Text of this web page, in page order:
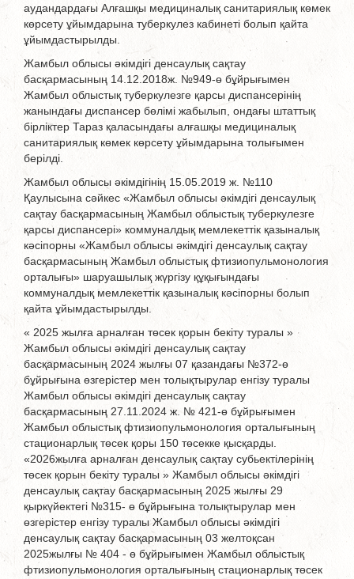
аудандардағы Алғашқы медициналық санитариялық көмек
көрсету ұйымдарына туберкулез кабинеті болып қайта
ұйымдастырылды.
Жамбыл облысы әкімдігі денсаулық сақтау
басқармасының 14.12.2018ж. №949-ө бұйрығымен
Жамбыл облыстық туберкулезге қарсы диспансерінің
жанындағы диспансер бөлімі жабылып, ондағы штаттық
бірліктер Тараз қаласындағы алғашқы медициналық
санитариялық көмек көрсету ұйымдарына толығымен
берілді.
Жамбыл облысы әкімдігінің 15.05.2019 ж. №110
Қаулысына сәйкес «Жамбыл облысы әкімдігі денсаулық
сақтау басқармасының Жамбыл облыстық туберкулезге
қарсы диспансері» коммуналдық мемлекеттік қазыналық
кәсіпорны «Жамбыл облысы әкімдігі денсаулық сақтау
басқармасының Жамбыл облыстық фтизиопульмонология
орталығы» шаруашылық жүргізу құқығындағы
коммуналдық мемлекеттік қазыналық кәсіпорны болып
қайта ұйымдастырылды.
« 2025 жылға арналған төсек қорын бекіту туралы »
Жамбыл облысы әкімдігі денсаулық сақтау
басқармасының 2024 жылғы 07 қазандағы №372-ө
бұйрығына өзгерістер мен толықтырулар енгізу туралы
Жамбыл облысы әкімдігі денсаулық сақтау
басқармасының 27.11.2024 ж. № 421-ө бұйрығымен
Жамбыл облыстық фтизиопульмонология орталығының
стационарлық төсек қоры 150 төсекке қысқарды.
«2026жылға арналған денсаулық сақтау субьектілерінің
төсек қорын бекіту туралы » Жамбыл облысы әкімдігі
денсаулық сақтау басқармасының 2025 жылғы 29
қыркүйектегі №315- ө бұйрығына толықтырулар мен
өзгерістер енгізу туралы Жамбыл облысы әкімдігі
денсаулық сақтау басқармасының 03 желтоқсан
2025жылғы № 404 - ө бұйрығымен Жамбыл облыстық
фтизиопульмонология орталығының стационарлық төсек